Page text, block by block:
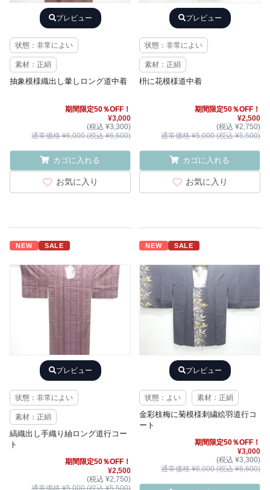
プレビュー
状態：非常によい
素材：正絹
抽象模様織出し暈しロング道中着
期間限定50％OFF！
¥3,000
(税込 ¥3,300)
通常価格 ¥6,000 (税込 ¥6,600)
カゴに入れる
お気に入り
プレビュー
状態：非常によい
素材：正絹
枡に花模様道中着
期間限定50％OFF！
¥2,500
(税込 ¥2,750)
通常価格 ¥5,000 (税込 ¥5,500)
カゴに入れる
お気に入り
NEW SALE
プレビュー
状態：非常によい
素材：正絹
縞織出し手織り紬ロング道行コー
ト
期間限定50％OFF！
¥2,500
(税込 ¥2,750)
NEW SALE
プレビュー
状態：よい 素材：正絹
金彩枝梅に菊模様刺繍絵羽道行コ
ート
期間限定50％OFF！
¥3,000
(税込 ¥3,300)
通常価格 ¥6,000 (税込 ¥6,600)